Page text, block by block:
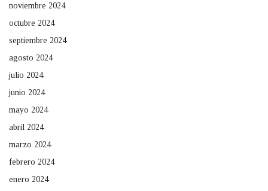
noviembre 2024
octubre 2024
septiembre 2024
agosto 2024
julio 2024
junio 2024
mayo 2024
abril 2024
marzo 2024
febrero 2024
enero 2024